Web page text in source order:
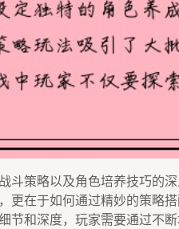
策略以及角色培养技巧的深
更在于如何通过精妙的策略
节和深度，玩家需要通过不